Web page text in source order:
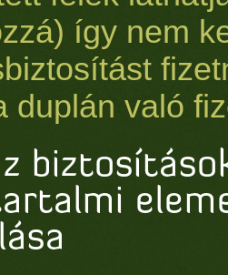
így nem
duplán való